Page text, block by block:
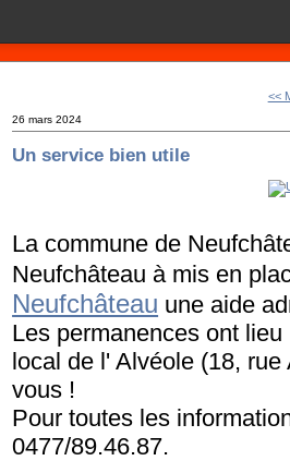
<<
26 mars 2024
Un service bien utile
La commune de
Neufchâteau à mis en
Neufchâteau une aide
Les permanences ont
local de l' Alvéole (18,
vous !
Pour toutes les
0477/89.46.87.